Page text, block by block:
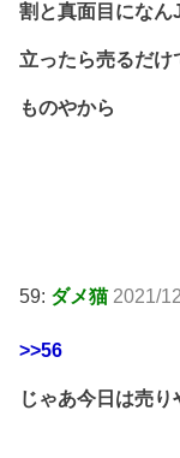
割と真面目になん
立ったら売るだ
ものやから
59: ダメ猫 2021/
>>56
じゃあ今日は売り